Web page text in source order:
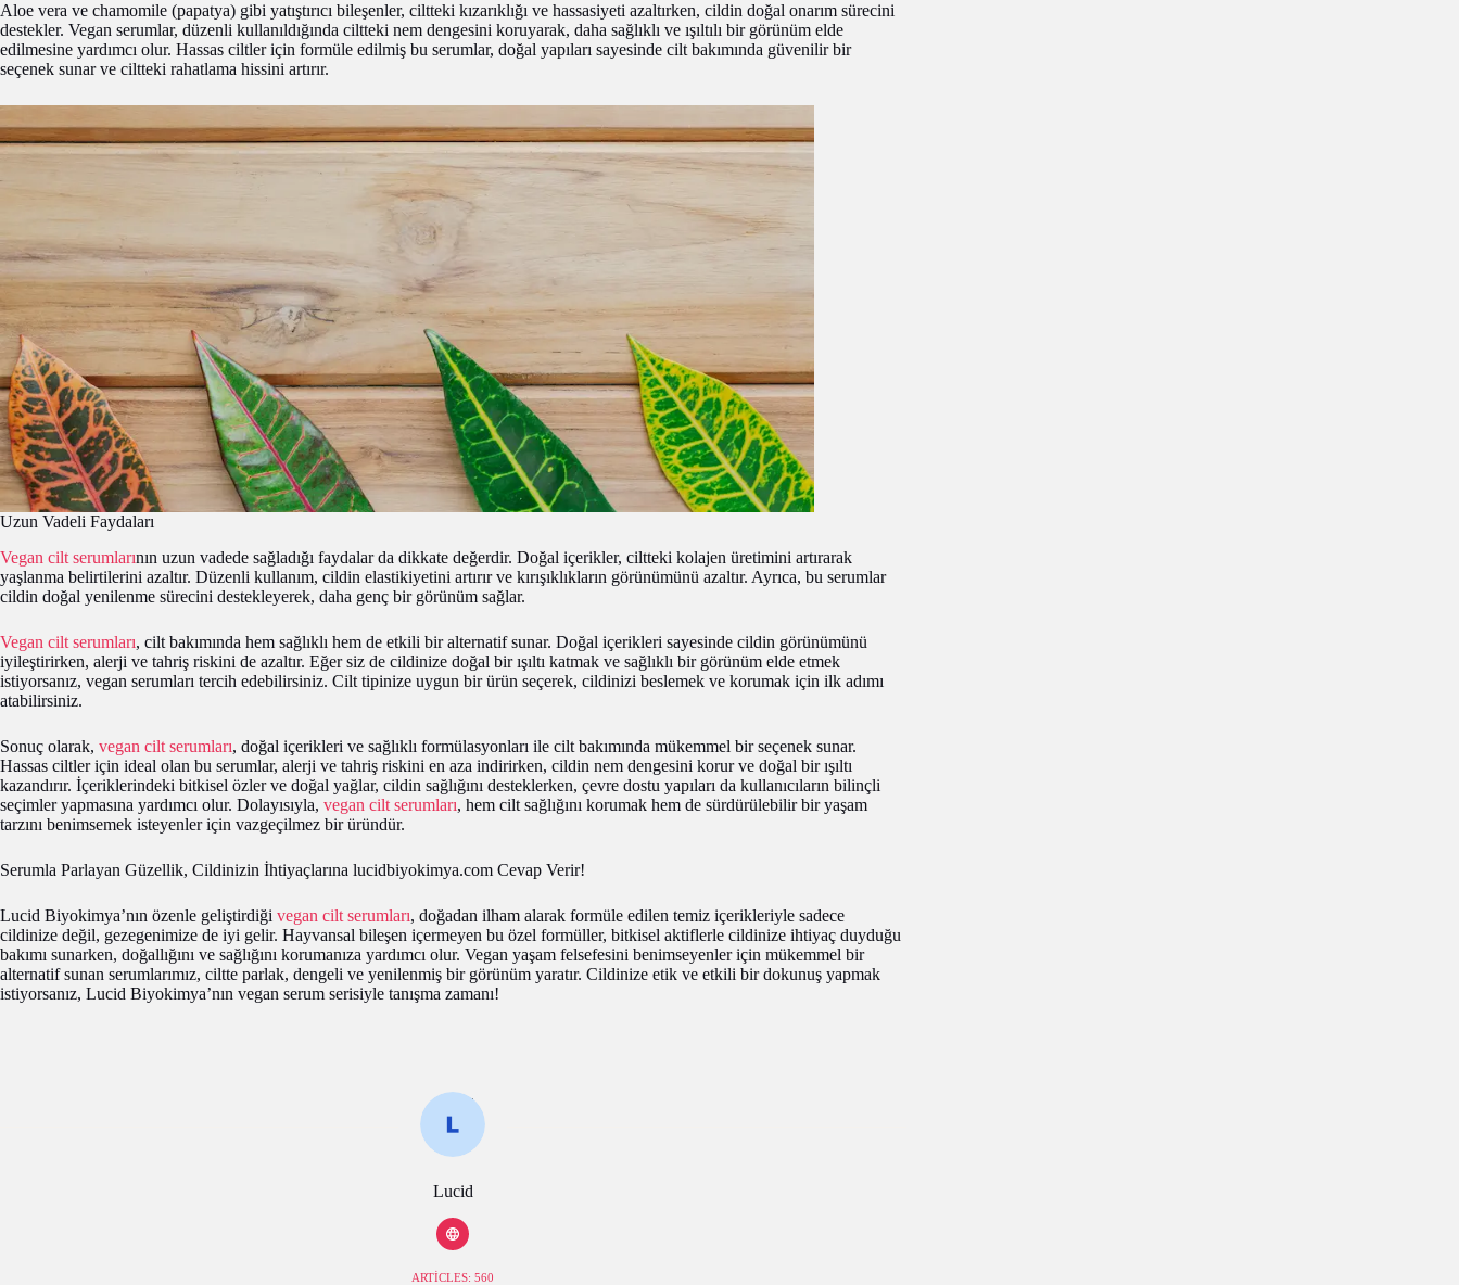
Aloe vera ve chamomile (papatya) gibi yatıştırıcı bileşenler, ciltteki kızarıklığı ve hassasiyeti azaltırken, cildin doğal onarım sürecini
destekler. Vegan serumlar, düzenli kullanıldığında ciltteki nem dengesini koruyarak, daha sağlıklı ve ışıltılı bir görünüm elde
edilmesine yardımcı olur. Hassas ciltler için formüle edilmiş bu serumlar, doğal yapıları sayesinde cilt bakımında güvenilir bir
seçenek sunar ve ciltteki rahatlama hissini artırır.
Uzun Vadeli Faydaları
Vegan cilt serumlarının uzun vadede sağladığı faydalar da dikkate değerdir. Doğal içerikler, ciltteki kolajen üretimini artırarak
yaşlanma belirtilerini azaltır. Düzenli kullanım, cildin elastikiyetini artırır ve kırışıklıkların görünümünü azaltır. Ayrıca, bu serumlar
cildin doğal yenilenme sürecini destekleyerek, daha genç bir görünüm sağlar.
Vegan cilt serumları, cilt bakımında hem sağlıklı hem de etkili bir alternatif sunar. Doğal içerikleri sayesinde cildin görünümünü
iyileştirirken, alerji ve tahriş riskini de azaltır. Eğer siz de cildinize doğal bir ışıltı katmak ve sağlıklı bir görünüm elde etmek
istiyorsanız, vegan serumları tercih edebilirsiniz. Cilt tipinize uygun bir ürün seçerek, cildinizi beslemek ve korumak için ilk adımı
atabilirsiniz.
Sonuç olarak, vegan cilt serumları, doğal içerikleri ve sağlıklı formülasyonları ile cilt bakımında mükemmel bir seçenek sunar.
Hassas ciltler için ideal olan bu serumlar, alerji ve tahriş riskini en aza indirirken, cildin nem dengesini korur ve doğal bir ışıltı
kazandırır. İçeriklerindeki bitkisel özler ve doğal yağlar, cildin sağlığını desteklerken, çevre dostu yapıları da kullanıcıların bilinçli
seçimler yapmasına yardımcı olur. Dolayısıyla, vegan cilt serumları, hem cilt sağlığını korumak hem de sürdürülebilir bir yaşam
tarzını benimsemek isteyenler için vazgeçilmez bir üründür.
Serumla Parlayan Güzellik, Cildinizin İhtiyaçlarına lucidbiyokimya.com Cevap Verir!
Lucid Biyokimya’nın özenle geliştirdiği vegan cilt serumları, doğadan ilham alarak formüle edilen temiz içerikleriyle sadece
cildinize değil, gezegenimize de iyi gelir. Hayvansal bileşen içermeyen bu özel formüller, bitkisel aktiflerle cildinize ihtiyaç duyduğu
bakımı sunarken, doğallığını ve sağlığını korumanıza yardımcı olur. Vegan yaşam felsefesini benimseyenler için mükemmel bir
alternatif sunan serumlarımız, ciltte parlak, dengeli ve yenilenmiş bir görünüm yaratır. Cildinize etik ve etkili bir dokunuş yapmak
istiyorsanız, Lucid Biyokimya’nın vegan serum serisiyle tanışma zamanı!
Lucid
ARTICLES: 560